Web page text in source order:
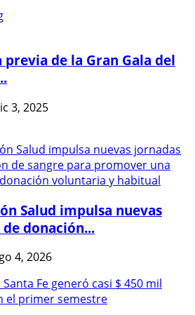
previa de la Gran Gala del
3, 2025
Salud impulsa nuevas
donación...
4, 2026